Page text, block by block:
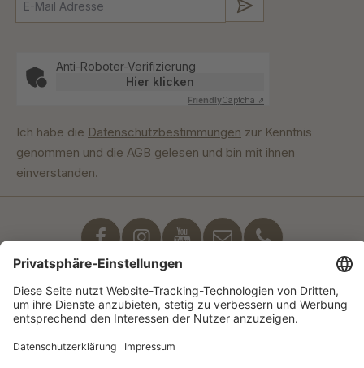
Anti-Roboter-Verifizierung
Hier klicken
FriendlyCaptcha ⇗
Ich habe die Datenschutzbestimmungen zur Kenntnis
genommen und die AGB gelesen und bin mit ihnen
einverstanden.
Unser Engagement